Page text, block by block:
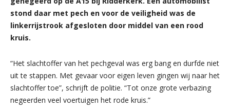
stond daar met pech en voor de veiligheid was de
linkerrijstrook afgesloten door middel van een rood
kruis.
“Het slachtoffer van het pechgeval was erg bang en durfde niet
uit te stappen. Met gevaar voor eigen leven gingen wij naar het
slachtoffer toe”, schrijft de politie. “Tot onze grote verbazing
negeerden veel voertuigen het rode kruis.”